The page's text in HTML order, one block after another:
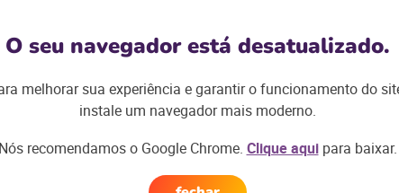
oferecendo
como por
nuvem resolve
e
O seu navegador está desatualizado.
melhorar sua experiência e garantir o funcionamento do
instale um navegador mais moderno.
Nós recomendamos o Google Chrome. Clique aquipara baixar.